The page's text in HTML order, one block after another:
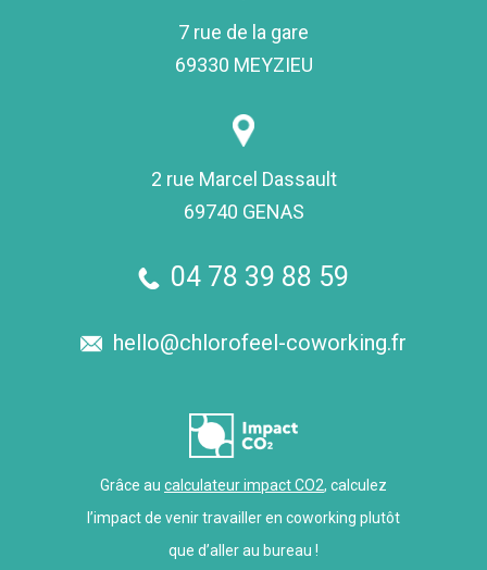
7 rue de la gare
69330 MEYZIEU
2 rue Marcel Dassault
69740 GENAS
04 78 39 88 59
hello@chlorofeel-coworking.fr
Grâce au calculateur impact CO2, calculez
l’impact de venir travailler en coworking plutôt
que d’aller au bureau !